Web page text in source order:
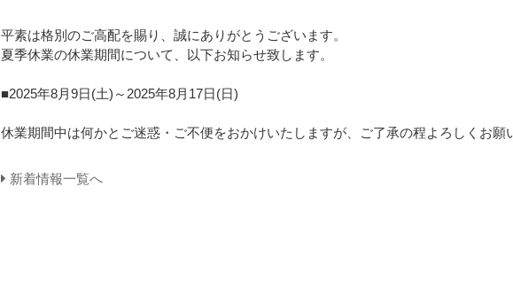
平素は格別のご高配を賜り、誠にありがとうございます。
夏季休業の休業期間について、以下お知らせ致します。
■2025年8月9日(土)～2025年8月17日(日)
休業期間中は何かとご迷惑・ご不便をおかけいたしますが、ご了承の程よろしくお願
新着情報一覧へ